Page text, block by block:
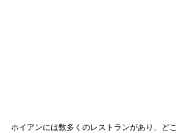
ホイアンには数多くのレストランがあり、どこ